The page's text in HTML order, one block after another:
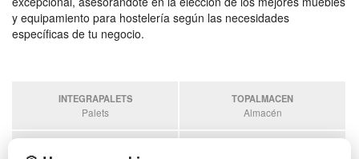
y equipamiento para hostelería según las necesidades
específicas de tu negocio.
INTEGRAPALETS
Palets
TOPALMACEN
Almacén